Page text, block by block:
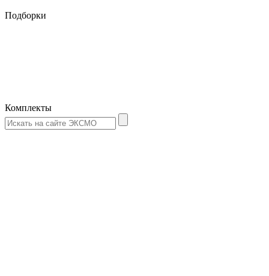
Подборки
Комплекты